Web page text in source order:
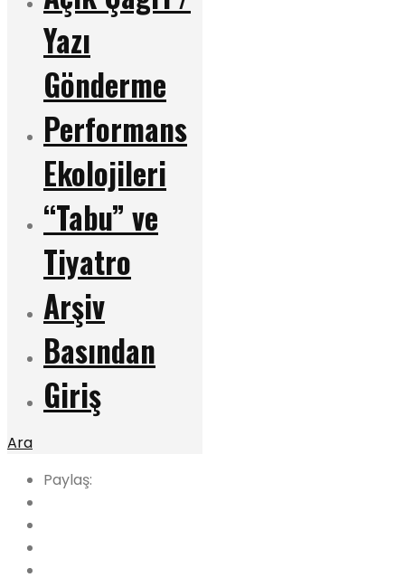
Yazı
Gönderme
Performans
Ekolojileri
“Tabu” ve
Tiyatro
Arşiv
Basından
Giriş
Ara
Paylaş: